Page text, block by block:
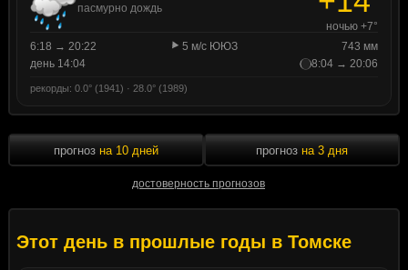
пасмурно дождь
ночью +7°
6:18 → 20:22
5 м/с ЮЮЗ
743 мм
день 14:04
8:04 → 20:06
рекорды: 0.0° (1941) · 28.0° (1989)
прогноз на 10 дней
достоверность прогнозов
прогноз на 3 дня
Этот день в прошлые годы в Томске